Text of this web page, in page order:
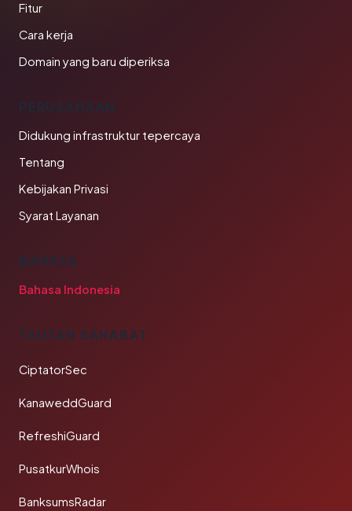
Fitur
Cara kerja
Domain yang baru diperiksa
PERUSAHAAN
Didukung infrastruktur tepercaya
Tentang
Kebijakan Privasi
Syarat Layanan
BAHASA
Bahasa Indonesia
TAUTAN SAHABAT
CiptatorSec
KanaweddGuard
RefreshiGuard
PusatkurWhois
BanksumsRadar